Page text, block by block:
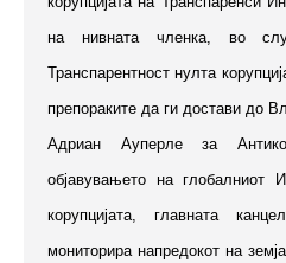
на нивната членка, во
Транспарентност нулта
препораките да ги достави до
Адриан Ауперле за
објавувањето на глобалниот
корупцијата, главната
мониторира напредокот на